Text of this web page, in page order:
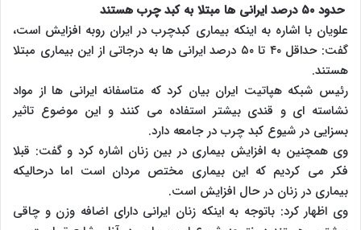
حدود ۵۰ درصد ایرانی ها مبتلا به کبد چرب هستند
علویان با اشاره به اینکه بیماری کبدچرب در ایران روبه افزایش است،
گفت: حداقل ۴۰ تا ۵۰ درصد ایرانی ها به درجاتی از این بیماری مبتلا
هستند.
رئیس شبکه هپاتیت ایران بیان کرد که متاسفانه ایرانی ها از مواد
نشاسته ای و قندی بیشتر استفاده می کنند و این موضوع تاثیر
بسزایی در شیوع کبد چرب در جامعه دارد.
وی همچنین به افزایش بیماری در بین زنان اشاره کرد و گفت: قبلا
فکر می کردیم که این بیماری مختص مردان است اما درحالیکه
بیماری در زنان در حال افزایش است.
وی اظهار کرد: باتوجه به اینکه زنان ایرانی دارای اضافه وزن و چاقی